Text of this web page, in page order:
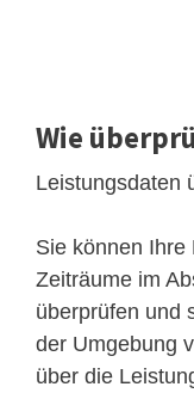
Wie
Leistungsdaten
Sie können Ihre
Zeiträume im
überprüfen und
der Umgebung
über die